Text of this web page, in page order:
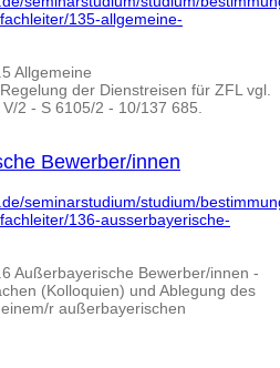
135-allgemeine-
Allgemeine
der Dienstreisen für ZFL vgl.
2 - S 6105/2 - 10/137 685.
Bewerber/innen
seminarstudium/studium/
136-ausserbayerische-
Außerbayerische Bewerber/innen -
(Kolloquien) und Ablegung des
r außerbayerischen